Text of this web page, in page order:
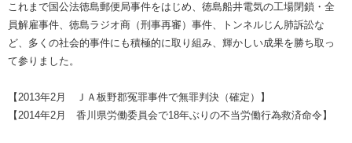
これまで国公法徳島郵便局事件をはじめ、徳島船井電気の工場閉鎖・全
員解雇事件、徳島ラジオ商（刑事再審）事件、トンネルじん肺訴訟な
ど、多くの社会的事件にも積極的に取り組み、輝かしい成果を勝ち取っ
て参りました。
【2013年2月 ＪＡ板野郡冤罪事件で無罪判決（確定）】
【2014年2月 香川県労働委員会で18年ぶりの不当労働行為救済命令】